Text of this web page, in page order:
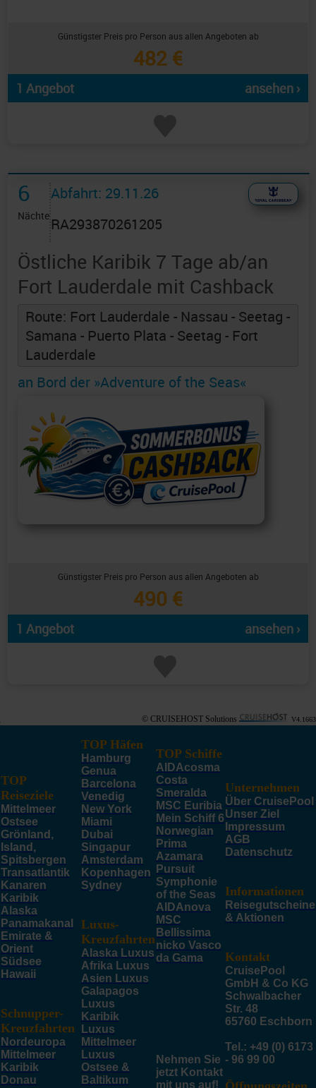
Günstigster Preis pro Person aus allen Angeboten ab
482 €
1 Angebot ansehen ›
6
Nächte
Abfahrt: 29.11.26
RA293870261205
Östliche Karibik 7 Tage ab/an
Fort Lauderdale mit Cashback
Route: Fort Lauderdale - Nassau - Seetag -
Samana - Puerto Plata - Seetag - Fort
Lauderdale
an Bord der »Adventure of the Seas«
Günstigster Preis pro Person aus allen Angeboten ab
490 €
1 Angebot ansehen ›
© CRUISEHOST Solutions V4.1663
TOP
Reiseziele
Mittelmeer
Ostsee
Grönland,
Island,
Spitsbergen
Transatlantik
Kanaren
Karibik
Alaska
Panamakanal
Emirate &
Orient
Südsee
Hawaii
Schnupper-
Kreuzfahrten
Nordeuropa
Mittelmeer
Karibik
Donau
TOP Häfen
Hamburg
Genua
Barcelona
Venedig
New York
Miami
Dubai
Singapur
Amsterdam
Kopenhagen
Sydney
Luxus-
Kreuzfahrten
Alaska Luxus
Afrika Luxus
Asien Luxus
Galapagos
Luxus
Karibik
Luxus
Mittelmeer
Luxus
Ostsee &
Baltikum
TOP Schiffe
AIDAcosma
Costa
Smeralda
MSC Euribia
Mein Schiff 6
Norwegian
Prima
Azamara
Pursuit
Symphonie
of the Seas
AIDAnova
MSC
Bellissima
nicko Vasco
da Gama
Nehmen Sie
jetzt Kontakt
mit uns auf!
Unternehmen
Über CruisePool
Unser Ziel
Impressum
AGB
Datenschutz
Informationen
Reisegutscheine
& Aktionen
Kontakt
CruisePool
GmbH & Co KG
Schwalbacher
Str. 48
65760 Eschborn
Tel.: +49 (0) 6173
- 96 99 00